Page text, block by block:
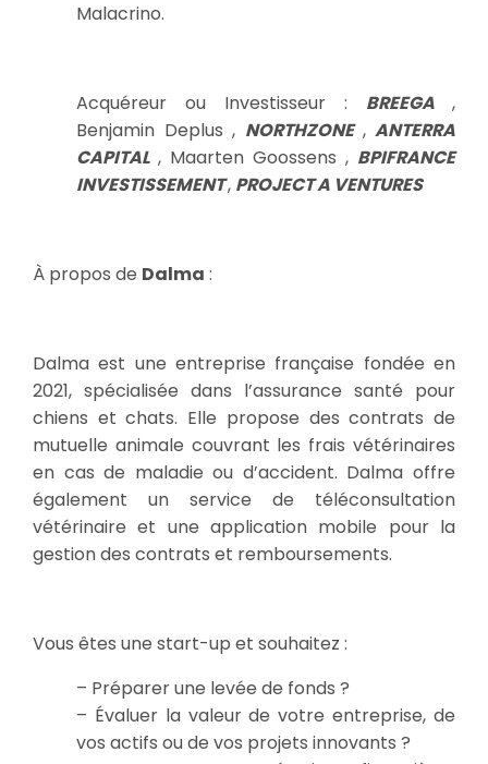
Malacrino.
Acquéreur ou Investisseur : BREEGA ,
Benjamin Deplus , NORTHZONE , ANTERRA
CAPITAL , Maarten Goossens , BPIFRANCE
INVESTISSEMENT, PROJECT A VENTURES
À propos de Dalma :
Dalma est une entreprise française fondée en
2021, spécialisée dans l’assurance santé pour
chiens et chats. Elle propose des contrats de
mutuelle animale couvrant les frais vétérinaires
en cas de maladie ou d’accident. Dalma offre
également un service de téléconsultation
vétérinaire et une application mobile pour la
gestion des contrats et remboursements.
Vous êtes une start-up et souhaitez :
– Préparer une levée de fonds ?
– Évaluer la valeur de votre entreprise, de
vos actifs ou de vos projets innovants ?